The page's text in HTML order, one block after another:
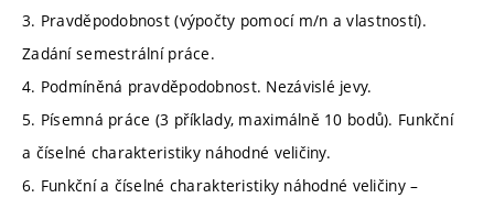
3. Pravděpodobnost (výpočty pomocí m/n a vlastností).
Zadání semestrální práce.
4. Podmíněná pravděpodobnost. Nezávislé jevy.
5. Písemná práce (3 příklady, maximálně 10 bodů). Funkční
a číselné charakteristiky náhodné veličiny.
6. Funkční a číselné charakteristiky náhodné veličiny –